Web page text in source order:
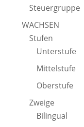
Steuergruppe
WACHSEN
Stufen
Unterstufe
Mittelstufe
Oberstufe
Zweige
Bilingual